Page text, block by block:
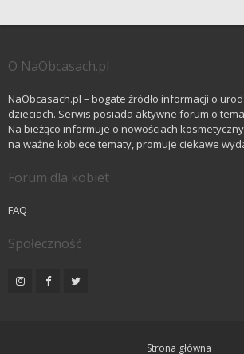
O NaObcasach.pl
NaObcasach.pl – bogate źródło informacji o
dzieciach. Serwis posiada aktywne forum o
Na bieżąco informuje o nowościach
na ważne kobiece tematy, promuje ciekawe
Forum dla kobiet
FAQ
Społeczność
Strona główna